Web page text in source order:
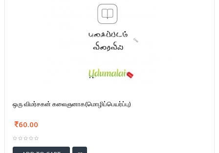
ஒரு விமர்சகன் கலைஞனாக(மொழிப்பெயர்ப்பு)
60.00